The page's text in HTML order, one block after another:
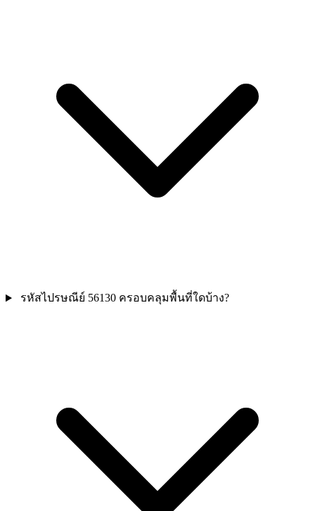
รหัสไปรษณีย์ 56130 ครอบคลุมพื้นที่ใดบ้าง?